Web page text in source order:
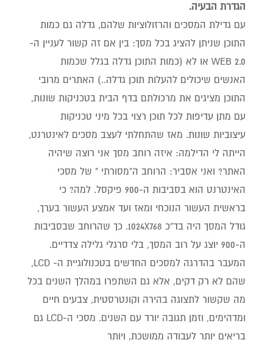
הגדרת הבעיה.
עם גדילת המסכים והרזולוציות שלהם, גדלה גם כמות
התוכן שניתן להציג בכל מסך: בין אם זה קשור לעניין ה-
WEB 2.0 או לא (כמות התוכן גדלה בגלל שכמות
האנשים שיכולים להעלות תוכן גדלה..) האתרים מרובי
התוכן מציגים את מרכולתם בדף הבית בטכניקות שונות,
עם מתן עדיפות לכל תוכן רצוי בכל מיני טכניקות
עיצוביות שונות. מאז שהתחלתי לעצב מסכים לאינטרנט,
הייתה לי הדילמה: איזה רוחב מסך אני רוצה שיהיה
האתר? ואני אסביר: הרוחב ה"מסורתי " של מסכי
האינטרנט הוא בסביבות ה-900 פיקסל. למה? כי
בראשית העשור הנוכחי ומאז ועד אמצע העשור בערך,
גודל המסך היה בד"כ 1024X768. כך שהרוחב שבסביבות
ה-900 יוצג על רוב המסך, בלי סרגלי גלילה צדדיים.
המעבר בהדרגה למסכים החדשים בטכנולוגיית ה- LCD,
שהם לא רק דקים, אלא גם השתפרו במהלך השנים בכל
מה שקשור לתצוגה בהירה וקונטרסטית, צבעים חיים
ומדהימים, וזמן תגובה יורד עם השנים. מסכי ה-LCD גם
בריאים יותר לעבודה ממושכת, ויותר